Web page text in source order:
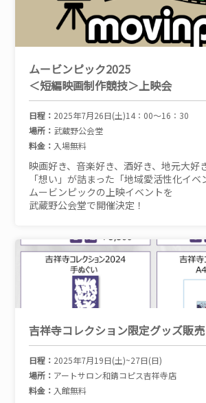
ムービンピック2025
＜短編映画制作競技＞上映会
日程： 2025年7月26日(土)14：00～16：30
場所： 武蔵野公会堂
料金： 入場無料
映画好き、音楽好き、酒好き、地元大好
「想い」が詰まった「地域愛活性化イベ
ムービンピックの上映イベントを
武蔵野公会堂で開催決定！
吉祥寺コレクション限定グッズ販売
日程： 2025年7月19日(土)~27日(日)
場所： アートサロン和錆コピス吉祥寺店
料金： 入館無料